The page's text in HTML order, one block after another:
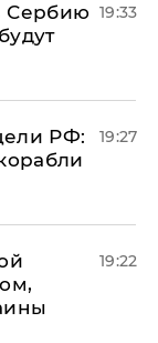
Сербию 19:33
РФ:
19:27
19:22